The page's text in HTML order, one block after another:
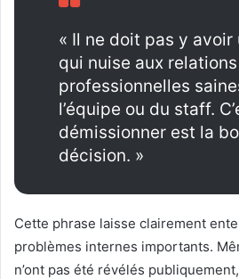
« Il ne doit pas y avoir
qui nuise aux relations
professionnelles
l’équipe ou du staff.
démissionner est la
décision. »
Cette phrase laisse clairement
problèmes internes importants.
n’ont pas été révélés